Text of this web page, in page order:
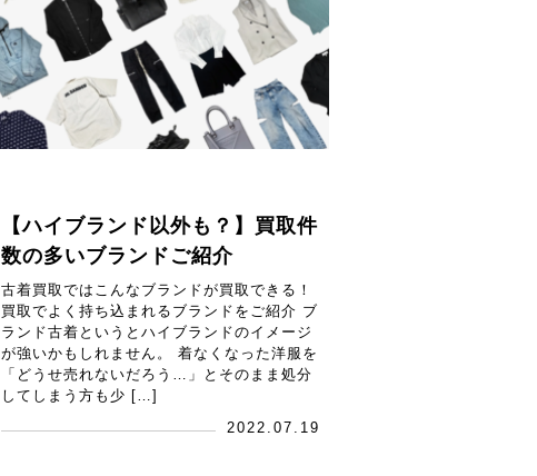
【ハイブランド以外も？】買取件
数の多いブランドご紹介
古着買取ではこんなブランドが買取できる！
買取でよく持ち込まれるブランドをご紹介 ブ
ランド古着というとハイブランドのイメージ
が強いかもしれません。 着なくなった洋服を
「どうせ売れないだろう…」とそのまま処分
してしまう方も少 […]
2022.07.19